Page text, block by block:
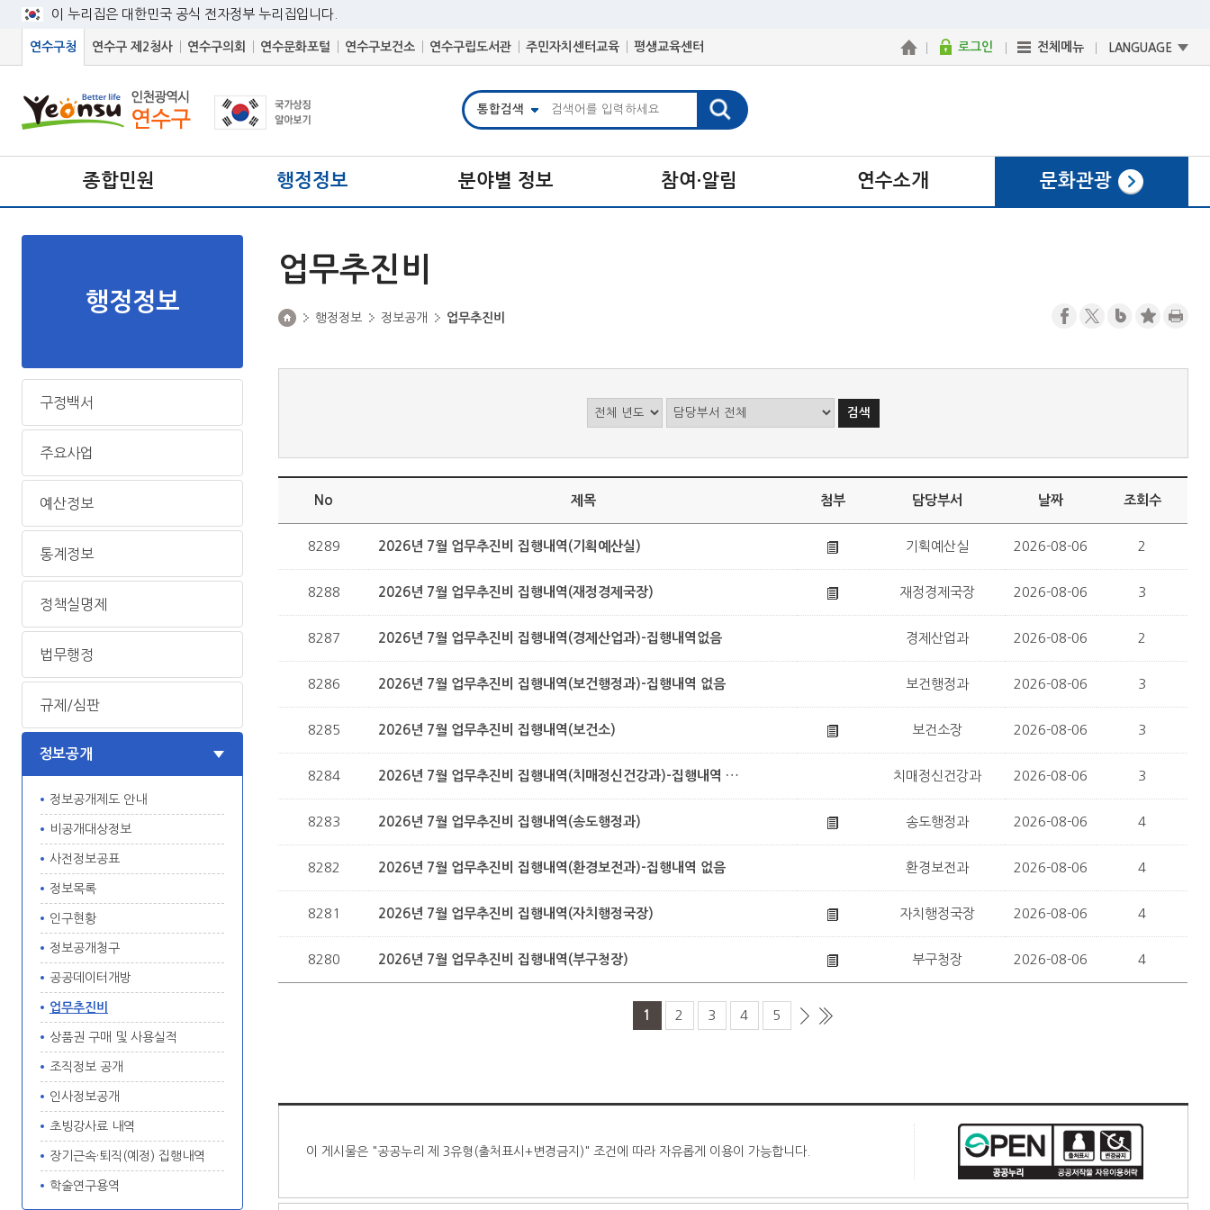
이 누리집은 대한민국 공식 전자정부 누리집입니다.
연수구청 연수구 제2청사 연수구의회 연수문화포털 연수구보건소 연수구립도서관 주민자치센터교육 평생교육센터 로그인 전체메뉴 LANGUAGE
종합민원 행정정보 분야별 정보 참여·알림 연수소개 문화관광
행정정보
구정백서
주요사업
예산정보
통계정보
정책실명제
법무행정
규제/심판
정보공개
정보공개제도 안내
비공개대상정보
사전정보공표
정보목록
인구현황
정보공개청구
공공데이터개방
업무추진비
상품권 구매 및 사용실적
조직정보 공개
인사정보공개
초빙강사료 내역
장기근속·퇴직(예정) 집행내역
학술연구용역
업무추진비
행정정보 정보공개 업무추진비
No 제목 첨부 담당부서 날짜 조회수
8289 2026년 7월 업무추진비 집행내역(기획예산실) 기획예산실 2026-08-06 2
8288 2026년 7월 업무추진비 집행내역(재정경제국장) 재정경제국장 2026-08-06 3
8287 2026년 7월 업무추진비 집행내역(경제산업과)-집행내역없음 경제산업과 2026-08-06 2
8286 2026년 7월 업무추진비 집행내역(보건행정과)-집행내역 없음 보건행정과 2026-08-06 3
8285 2026년 7월 업무추진비 집행내역(보건소) 보건소장 2026-08-06 3
8284 2026년 7월 업무추진비 집행내역(치매정신건강과)-집행내역 없음 치매정신건강과 2026-08-06 3
8283 2026년 7월 업무추진비 집행내역(송도행정과) 송도행정과 2026-08-06 4
8282 2026년 7월 업무추진비 집행내역(환경보전과)-집행내역 없음 환경보전과 2026-08-06 4
8281 2026년 7월 업무추진비 집행내역(자치행정국장) 자치행정국장 2026-08-06 4
8280 2026년 7월 업무추진비 집행내역(부구청장) 부구청장 2026-08-06 4
1 2 3 4 5
이 게시물은 "공공누리 제 3유형(출처표시+변경금지)" 조건에 따라 자유롭게 이용이 가능합니다.